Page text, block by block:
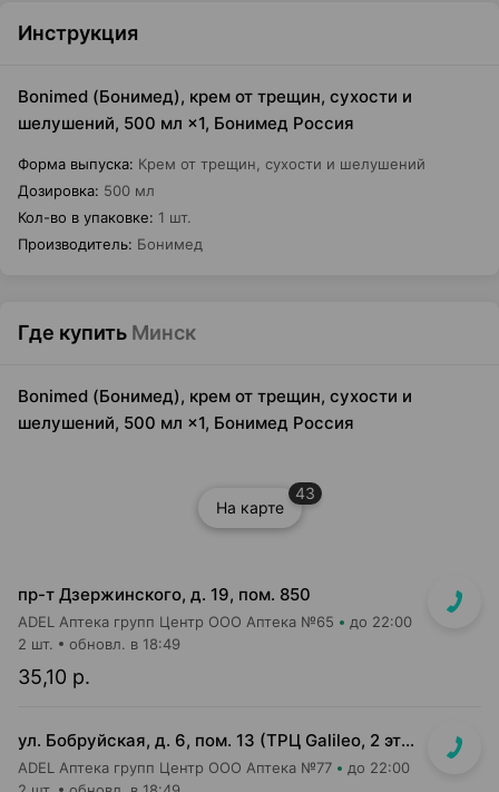
Инструкция
Bonimed (Бонимед), крем от трещин, сухости и
шелушений, 500 мл ×1, Бонимед Россия
Форма выпуска: Крем от трещин, сухости и шелушений
Дозировка: 500 мл
Кол-во в упаковке: 1 шт.
Производитель: Бонимед
Где купить Минск
Bonimed (Бонимед), крем от трещин, сухости и
шелушений, 500 мл ×1, Бонимед Россия
На карте
43
пр-т Дзержинского, д. 19, пом. 850
ADEL Аптека групп Центр ООО Аптека №65 до 22:00
35,10 р.
2 шт. обновл. в 18:49
ул. Бобруйская, д. 6, пом. 13 (ТРЦ Galileo, 2 этаж, рядом с м-ом "Соседи")
ADEL Аптека групп Центр ООО Аптека №77 до 22:00